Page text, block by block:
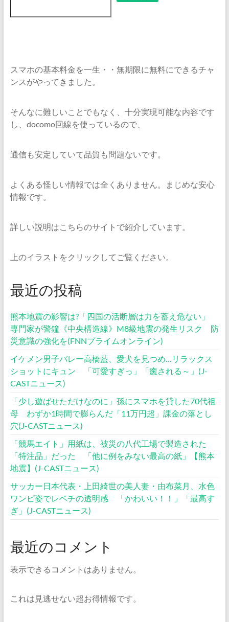
スマホの基本料金を一生・・無期限に無料にできるチャ
ンスがやってきました。
そんなに難しいことでもなく、十分実現可能な内容です
し、docomo回線を使っているので、
通信も安定していて品質も問題ないです。
よくある怪しい情報では全くありません。まじめな安心
情報です。
詳しい説明はこちらのサイトで紹介しています。
上のイラストをクリックしてご覧ください。
最近の投稿
熊本地震の影響は?「四国の活断層は力を蓄え危ない」
専門家が警鐘《中央構造線》M8級地震の発生リスク 防
災意識の強化を(FNNプライムオンライン)
イケメン男子バレー高橋藍、愛犬を見つめ…リラックス
ショットにキュン 「可愛すぎっ」「癒される～」(J-
CASTニュース)
「少し遊ばせただけなのに」孫にスマホを貸した70代祖
母 わずか1時間で膨らんだ「11万円超」課金の落とし
穴(J-CASTニュース)
「競馬エイト」用紙は、被災の八代工場で製造された
「特注品」だった 「他に例をみない最高の紙」【熊本
地震】(J-CASTニュース)
サッカー日本代表・上田綺世の美人妻・由布菜月、水色
ワンピ姿でレベチの透明感 「かわいい！！」「最高す
ぎ」(J-CASTニュース)
最近のコメント
表示できるコメントはありません。
これは見逃せない超お得情報です。